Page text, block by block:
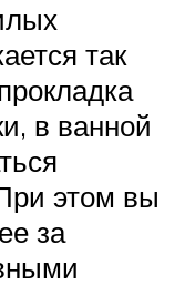
так
в ванной
этом вы
за